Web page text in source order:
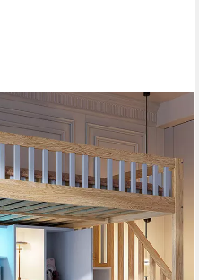
(1-St., Jugendbett
MDF) Kinderbett mit
& Schreibtisch